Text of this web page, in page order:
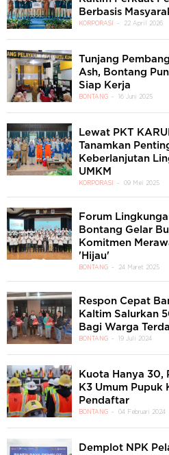
Berbasis
KORPORASI 22 April 2026
Tunjang
Ash, Bontang
Siap Kerja
BONTANG 16 Juni 2025
Lewat PKT
Tanamkan
Keberlanjutan
UMKM
KORPORASI 09 Mei 2025
Forum
Bontang Gelar
Komitmen
'Hijau'
BONTANG 24 Maret 2025
Respon Cepat
Kaltim Salurkan
Bagi Warga
BONTANG 19 Juli 2024
Kuota Hanya 30,
K3 Umum Pupuk
Pendaftar
BONTANG 04 Februari 2024
Demplot NPK